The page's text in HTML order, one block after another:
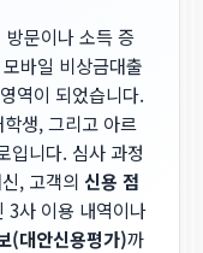
문이나 소득 증
바일 비상금대출
역이 되었습니다.
생, 그리고 아르
입니다. 심사 과정
, 고객의 신용 점
3사 이용 내역이나
(대안신용평가)까